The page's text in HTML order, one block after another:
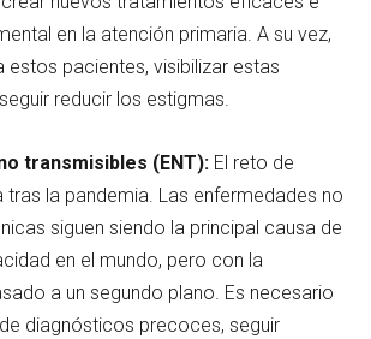
en la atención primaria. A su vez,
estos pacientes, visibilizar estas
reducir los estigmas.
transmisibles (ENT): El reto de
tras la pandemia. Las enfermedades no
siguen siendo la principal causa de
en el mundo, pero con la
a un segundo plano. Es necesario
diagnósticos precoces, seguir